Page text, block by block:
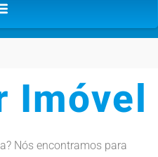
Nós encontramos para